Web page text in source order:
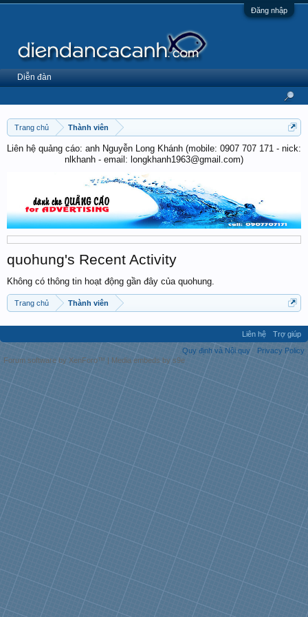
Đăng nhập
Trang chủ Thành viên
Liên hệ quảng cáo: anh Nguyễn Long Khánh (mobile: 0907 707 171 - nick:
nlkhanh - email: longkhanh1963@gmail.com)
quohung's Recent Activity
Không có thông tin hoạt động gần đây của quohung.
Trang chủ Thành viên
Diễn đàn
Liên hệ
Trợ giúp
Quy định và Nội quy
Privacy Policy
Forum software by XenForo™ | Media embeds by s9e